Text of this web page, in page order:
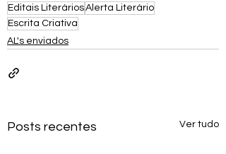
Editais LiteráriosAlerta Literário
Escrita Criativa
AL's enviados
Posts recentes Ver tudo